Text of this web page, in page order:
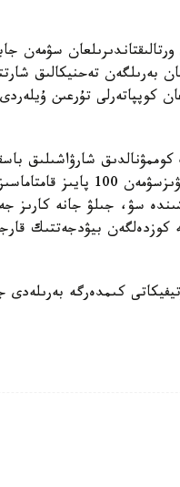
سۋمەن
بەرىلگەن تەحنيكالىق
كوپپاتەرلى تۇرعىن
شارۋاشىلىق
تۇرعىندارى
سۋ، جىلۋ جانە كارىز
بيۋدجەتتىك
كىمدەرگە